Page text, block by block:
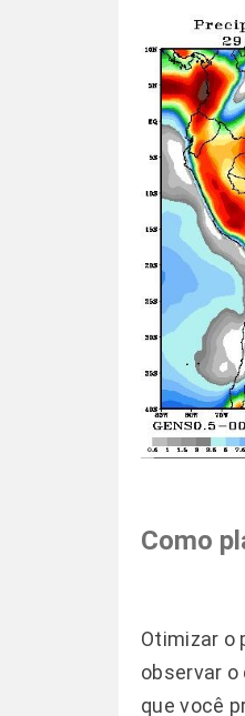
Como
Otimizar o
observar
que você